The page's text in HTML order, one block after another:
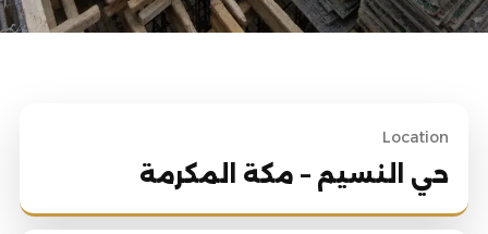
Location
حي النسيم – مكة المكرمة